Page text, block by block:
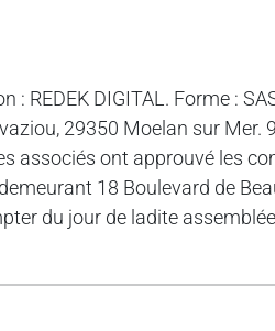
: REDEK DIGITAL. Forme :
29350 Moelan sur Mer.
associés ont approuvé les
18 Boulevard de
du jour de ladite